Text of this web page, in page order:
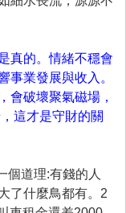
真的。情緒不穩會
事業發展與收入。
會破壞聚氣磁場，
這才是守財的關
個道理:有錢的人
了什麼鳥都有。2